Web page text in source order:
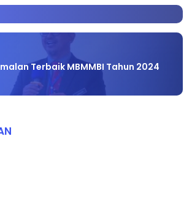
Terbaik MBMMBI Tahun 2024